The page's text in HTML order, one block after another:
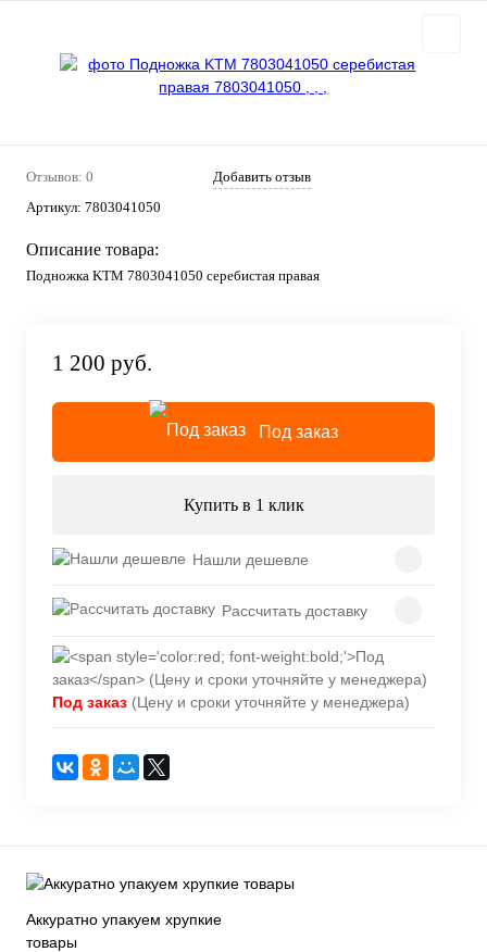
Отзывов: 0
Добавить отзыв
Артикул: 7803041050
Описание товара:
Подножка KTM 7803041050 серебистая правая
1 200 руб.
Под заказ
Купить в 1 клик
Нашли дешевле
Рассчитать доставку
Под заказ (Цену и сроки уточняйте у менеджера)
Аккуратно упакуем хрупкие
товары